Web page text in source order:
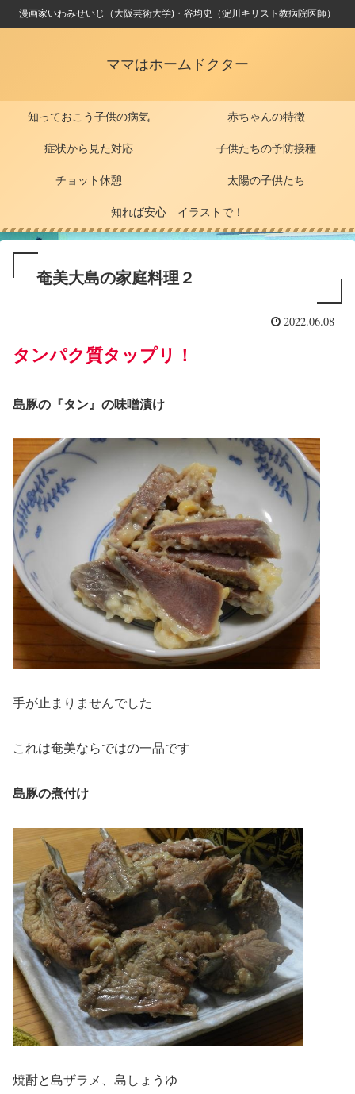
漫画家いわみせいじ（大阪芸術大学)・谷均史（淀川キリスト教病院医師）
ママはホームドクター
知っておこう子供の病気 赤ちゃんの特徴
症状から見た対応 子供たちの予防接種
チョット休憩 太陽の子供たち
知れば安心 イラストで！
奄美大島の家庭料理２
2022.06.08
タンパク質タップリ！
島豚の『タン』の味噌漬け
手が止まりませんでした
これは奄美ならではの一品です
島豚の煮付け
焼酎と島ザラメ、島しょうゆ